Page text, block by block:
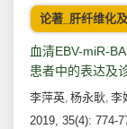
论著_肝纤维化
血清EBV-miR-
患者中的表达及
李萍英, 杨永耿, 李
2019, 35(4): 774-